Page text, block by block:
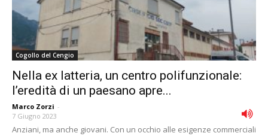
Cogollo del Cengio
Nella ex latteria, un centro polifunzionale:
l’eredità di un paesano apre...
Marco Zorzi -
7 Giugno 2023
Anziani, ma anche giovani. Con un occhio alle esigenze commerciali